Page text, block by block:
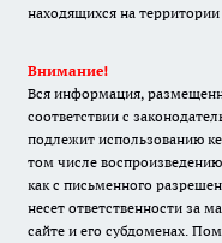
находящихся на
Внимание!
Вся информация,
соответствии с
подлежит использованию
том числе
как с письменного
несет ответственности за
сайте и его субдоменах.